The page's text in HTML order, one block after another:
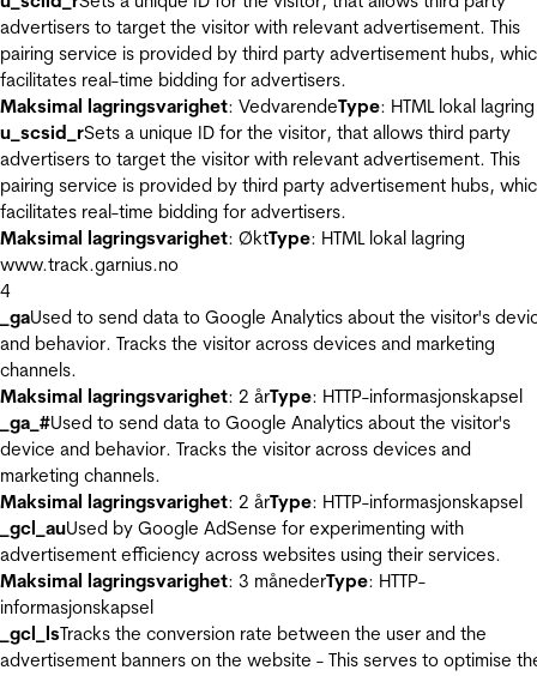
advertisers to target the visitor with relevant advertisement. This
pairing service is provided by third party advertisement hubs,
facilitates real-time bidding for advertisers.
Maksimal lagringsvarighet: VedvarendeType: HTML lokal lagring
u_scsid_rSets a unique ID for the visitor, that allows third party
advertisers to target the visitor with relevant advertisement. This
pairing service is provided by third party advertisement hubs,
facilitates real-time bidding for advertisers.
Maksimal lagringsvarighet: ØktType: HTML lokal lagring
www.track.garnius.no
4
_gaUsed to send data to Google Analytics about the visitor's
and behavior. Tracks the visitor across devices and marketing
channels.
Maksimal lagringsvarighet: 2 årType: HTTP-informasjonskapsel
_ga_#Used to send data to Google Analytics about the visitor's
device and behavior. Tracks the visitor across devices and
marketing channels.
Maksimal lagringsvarighet: 2 årType: HTTP-informasjonskapsel
_gcl_auUsed by Google AdSense for experimenting with
advertisement efficiency across websites using their services.
Maksimal lagringsvarighet: 3 månederType: HTTP-
informasjonskapsel
_gcl_lsTracks the conversion rate between the user and the
advertisement banners on the website - This serves to optimise